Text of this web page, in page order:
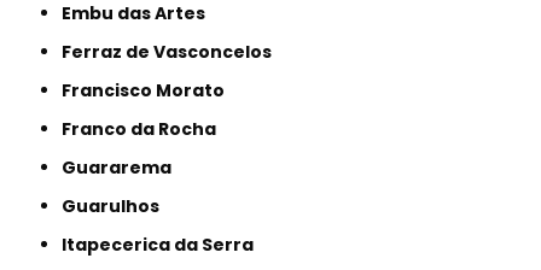
Embu das Artes
Ferraz de Vasconcelos
Francisco Morato
Franco da Rocha
Guararema
Guarulhos
Itapecerica da Serra